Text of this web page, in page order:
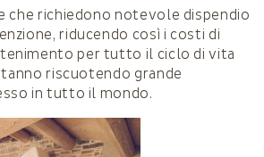
richiedono notevole dispendio
riducendo così i costi di
per tutto il ciclo di vita
riscuotendo grande
in tutto il mondo.